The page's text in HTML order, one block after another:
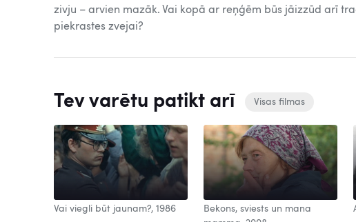
zivju – arvien mazāk. Vai kopā ar reņģēm būs jāizzūd arī
piekrastes zvejai?
Tev varētu patikt arī Visas filmas
Vai viegli būt jaunam?, 1986
Bekons, sviests un mana